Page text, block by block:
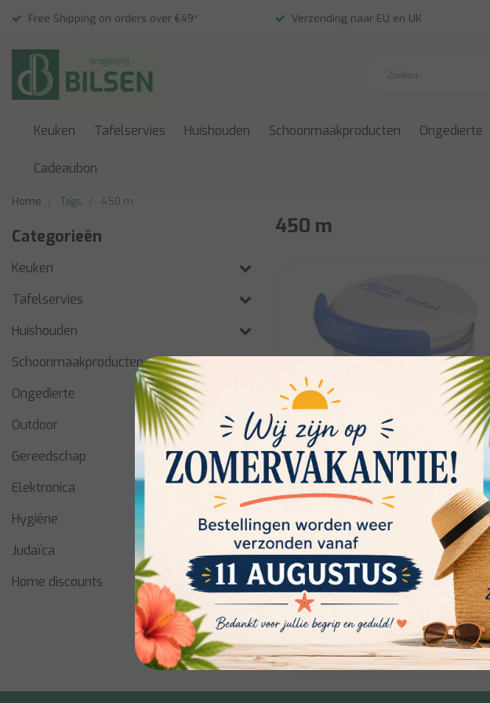
Free Shipping on orders over €49* Verzending naar EU en UK
Keuken Tafelservies Huishouden Schoonmaakproducten Ongedierte
Cadeaubon
Home Tags 450 m
Categorieën
Keuken
Tafelservies
Huishouden
Schoonmaakproducten
Ongedierte
Outdoor
Gereedschap
Elektronica
Hygiëne
Judaïca
Home discounts
450 m
Tefal
Jamie Oliver Hak- en Schudkom
Op voorraad: Levering 1-3 werkdagen
€16,00 Bekijken